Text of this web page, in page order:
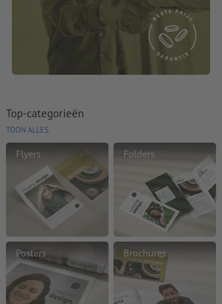
Top-categorieën
TOON ALLES
Flyers Folders
Posters Brochures